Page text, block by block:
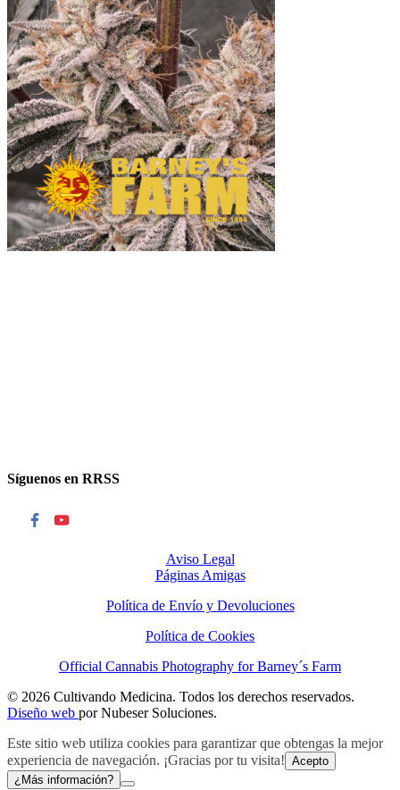
Síguenos en RRSS
Aviso Legal
Páginas Amigas
Política de Envío y Devoluciones
Política de Cookies
Official Cannabis Photography for Barney´s Farm
© 2026 Cultivando Medicina. Todos los derechos reservados.
Diseño web por Nubeser Soluciones.
Este sitio web utiliza cookies para garantizar que obtengas la mejor
experiencia de navegación. ¡Gracias por tu visita! Acepto
¿Más información?